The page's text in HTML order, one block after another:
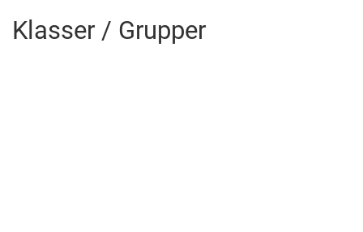
Klasser / Grupper